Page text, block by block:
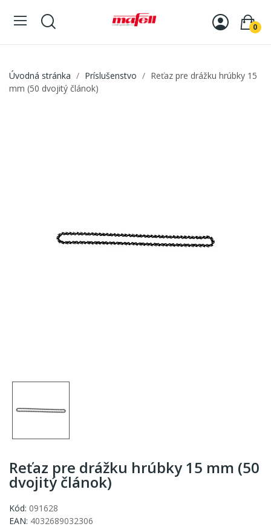
0
Úvodná stránka Príslušenstvo
Reťaz pre drážku hrúbky 15
mm (50 dvojitý článok)
Reťaz pre drážku hrúbky 15 mm (50
dvojitý článok)
Kód: 091628
EAN: 4032689032306